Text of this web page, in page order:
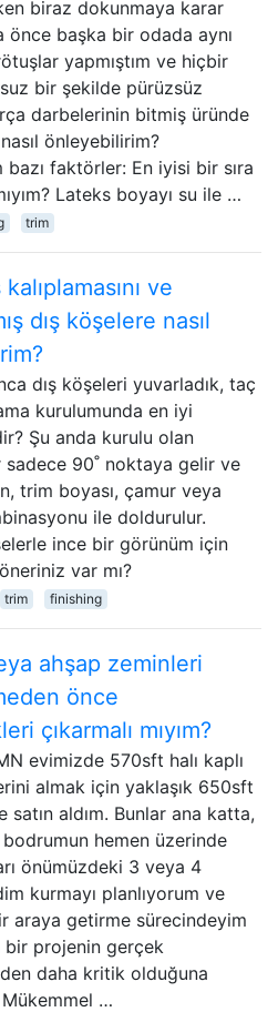
biraz dokunmaya karar
önce başka bir odada aynı
yapmıştım ve hiçbir
bir şekilde pürüzsüz
darbelerinin bitmiş üründe
önleyebilirim?
bazı faktörler: En iyisi bir sıra
Lateks boyayı su ile …
trim
ve
dış köşelere nasıl
dış köşeleri yuvarladık, taç
kurulumunda en iyi
Şu anda kurulu olan
sadece 90˚ noktaya gelir ve
trim boyası, çamur veya
ile doldurulur.
ince bir görünüm için
var mı?
trim finishing
ahşap zeminleri
önce
çıkarmalı mıyım?
evimizde 570sft halı kaplı
almak için yaklaşık 650sft
satın aldım. Bunlar ana katta,
hemen üzerinde
önümüzdeki 3 veya 4
kurmayı planlıyorum ve
araya getirme sürecindeyim
bir projenin gerçek
daha kritik olduğuna
Mükemmel …